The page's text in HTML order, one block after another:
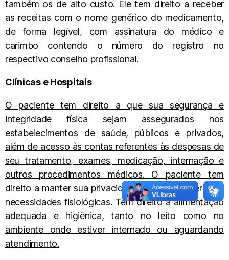
também os de alto custo. Ele tem direito a receber
as receitas com o nome genérico do medicamento,
de forma legível, com assinatura do médico e
carimbo contendo o número do registro no
respectivo conselho profissional.
Clínicas e Hospitais
O paciente tem direito a que sua segurança e
integridade física sejam assegurados nos
estabelecimentos de saúde, públicos e privados,
além de acesso às contas referentes às despesas de
seu tratamento, exames, medicação, internação e
outros procedimentos médicos. O paciente tem
direito a manter sua privacidade para satisfazer suas
necessidades fisiológicas. Tem direito a alimentação
adequada e higiênica, tanto no leito como no
ambiente onde estiver internado ou aguardando
atendimento.